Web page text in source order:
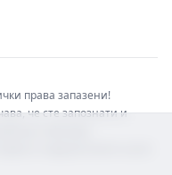
права запазени!
че сте запознати и
софтуера.